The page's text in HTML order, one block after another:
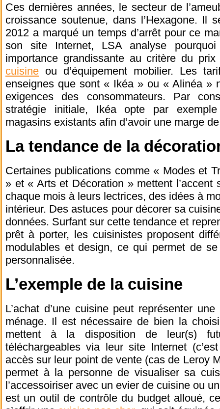
Ces dernières années, le secteur de
croissance soutenue, dans l’Hexagone. Il
2012 a marqué un temps d’arrêt pour ce
son site Internet, LSA analyse
importance grandissante au critère du
cuisine ou d’équipement mobilier. Les
enseignes que sont « Ikéa » ou « Alinéa »
exigences des consommateurs. Par
stratégie initiale, Ikéa opte par
magasins existants afin d’avoir une marge
La tendance de la
Certaines publications comme « Modes et
» et « Arts et Décoration » mettent l’accent
chaque mois à leurs lectrices, des idées à
intérieur. Des astuces pour décorer sa
données. Surfant sur cette tendance et
prêt à porter, les cuisinistes proposent
modulables et design, ce qui permet de
personnalisée.
L’exemple de la cuisine
L’achat d’une cuisine peut représenter
ménage. Il est nécessaire de bien la
mettent à la disposition de leur(s)
téléchargeables via leur site Internet
accès sur leur point de vente (cas de Leroy
permet à la personne de visualiser sa
l’accessoiriser avec un evier de cuisine ou
est un outil de contrôle du budget alloué,